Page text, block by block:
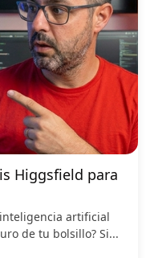
Higgsfield para
artificial
de tu bolsillo? Si...